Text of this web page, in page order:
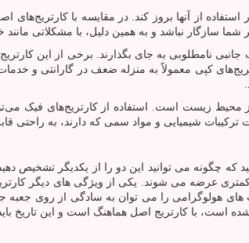
از آنها بروز کند. در مقایسه با
شما سازگار نباشد و به همین دلیل، با
نامطلوبی به جای بگذارند. برخی از این
کپی معمولاً به منزله ضعف در
زیست است. استفاده از کارتریج‌های فیک
شیمیایی و مواد سمی که دارند، به راحتی
که چگونه می توانید این دو را از یکدیگر
عرضه می شوند. یکی از ویژگی های دیگر
هولوگرامی را می توان به سادگی از روی جعبه
با کارتریج اصل هماهنگ است و این تاریخ